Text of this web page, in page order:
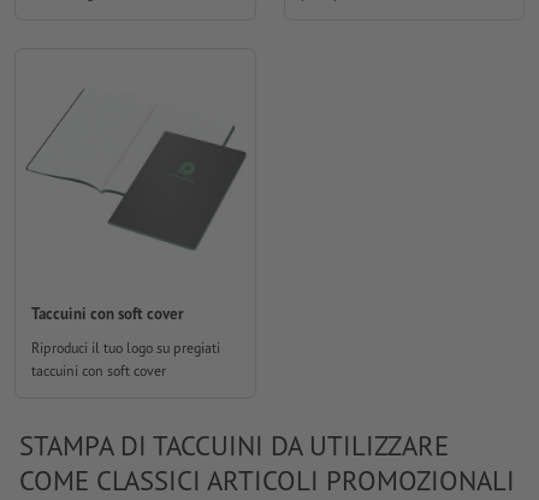
Taccuini con soft cover
Riproduci il tuo logo su pregiati
taccuini con soft cover
STAMPA DI TACCUINI DA UTILIZZARE
COME CLASSICI ARTICOLI PROMOZIONALI